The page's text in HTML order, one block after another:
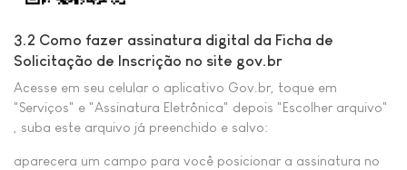
3.2 Como fazer assinatura digital da Ficha de
Solicitação de Inscrição no site gov.br
Acesse em seu celular o aplicativo Gov.br, toque em
"Serviços" e "Assinatura Eletrônica" depois "Escolher arquivo"
, suba este arquivo já preenchido e salvo:
aparecera um campo para você posicionar a assinatura no